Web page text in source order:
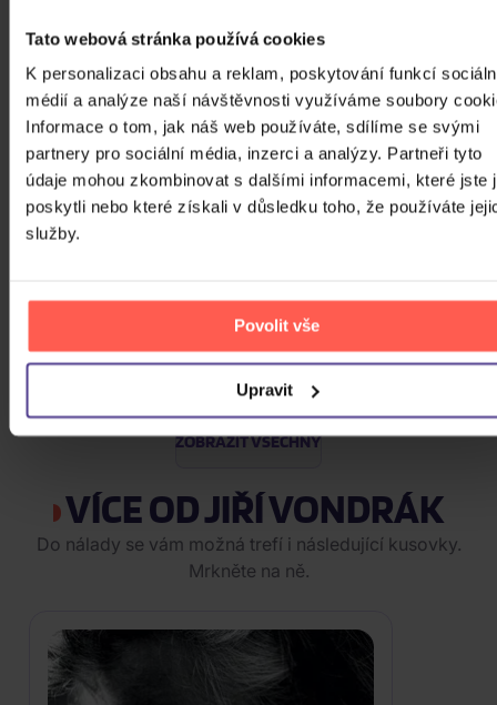
Tato webová stránka používá cookies
K personalizaci obsahu a reklam, poskytování funkcí
médií a analýze naší návštěvnosti využíváme soubory
Informace o tom, jak náš web používáte, sdílíme se svými
partnery pro sociální média, inzerci a analýzy. Partneři tyto
údaje mohou zkombinovat s dalšími informacemi, které jste
poskytli nebo které získali v důsledku toho, že používáte
služby.
Povolit vše
Upravit
Do 1 až 2 týdnů
Gott Karel: Singly / 300 písní z let
1962-2019
15CD
629 Kč
dalších 80 písní
3CD
Skladem
ZOBRAZIT VŠECHNY
VÍCE OD JIŘÍ VONDRÁK
Do nálady se vám možná trefí i následující kusovky.
Mrkněte na ně.